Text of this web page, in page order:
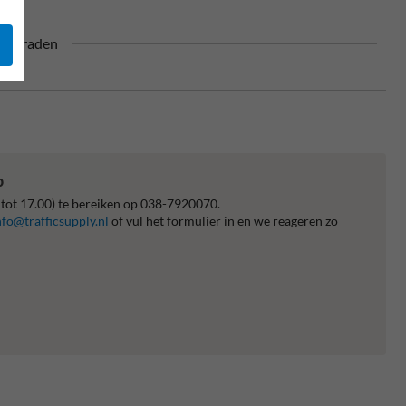
graden
17.00) te bereiken op 038-7920070.
of vul het formulier in en we reageren zo